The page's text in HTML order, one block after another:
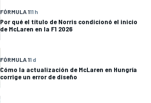
FÓRMULA 111 h
Por qué el título de Norris condicionó el inicio
de McLaren en la F1 2026
FÓRMULA 11 d
Cómo la actualización de McLaren en Hungría
corrige un error de diseño